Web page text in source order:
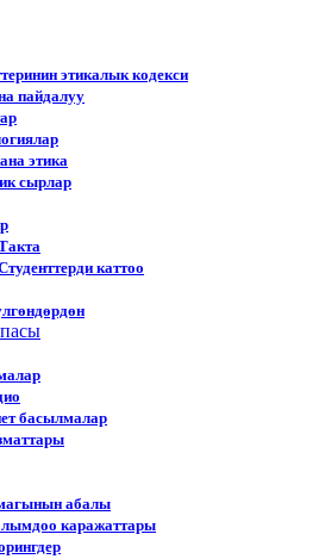
этикалык кодекси
пайдалуу
этика
сырлар
каттоо
басылмалар
абалы
каражаттары